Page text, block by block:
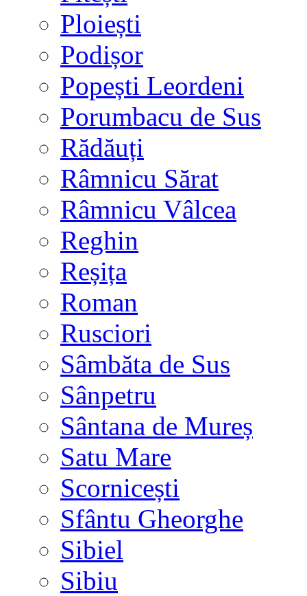
Ploiești
Podișor
Popești Leordeni
Porumbacu de Sus
Rădăuți
Râmnicu Sărat
Râmnicu Vâlcea
Reghin
Reșița
Roman
Rusciori
Sâmbăta de Sus
Sânpetru
Sântana de Mureș
Satu Mare
Scornicești
Sfântu Gheorghe
Sibiel
Sibiu